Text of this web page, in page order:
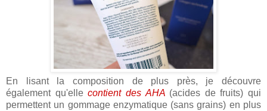
En lisant la composition de plus près, je découvre
également qu'ellecontient des AHA (acides de fruits) qui
permettent un gommage enzymatique (sans grains) en plus